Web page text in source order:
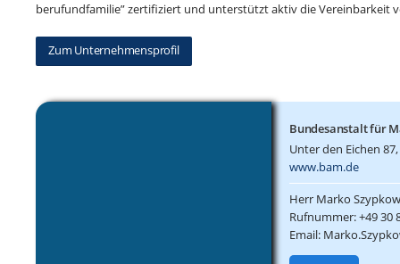
berufundfamilie” zertifiziert und unterstützt aktiv die Vereinbarkeit
Zum Unternehmensprofil
Bundesanstalt für
Unter den Eichen
www.bam.de
Herr Marko
Rufnummer: +49 30
Email: